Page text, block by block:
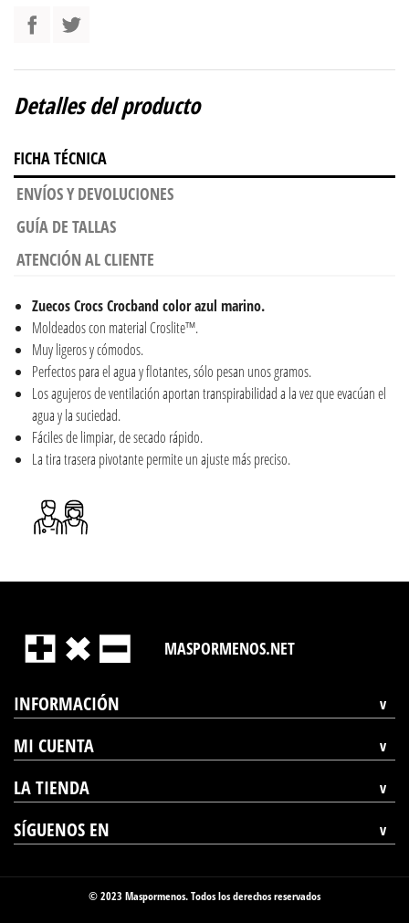
Detalles del producto
FICHA TÉCNICA
ENVÍOS Y DEVOLUCIONES
GUÍA DE TALLAS
ATENCIÓN AL CLIENTE
Zuecos Crocs Crocband color azul marino.
Moldeados con material Croslite™.
Muy ligeros y cómodos.
Perfectos para el agua y flotantes, sólo pesan unos gramos.
Los agujeros de ventilación aportan transpirabilidad a la vez que evacúan el
agua y la suciedad.
Fáciles de limpiar, de secado rápido.
La tira trasera pivotante permite un ajuste más preciso.
MASPORMENOS.NET
INFORMACIÓN
MI CUENTA
LA TIENDA
SÍGUENOS EN
© 2023 Maspormenos. Todos los derechos reservados